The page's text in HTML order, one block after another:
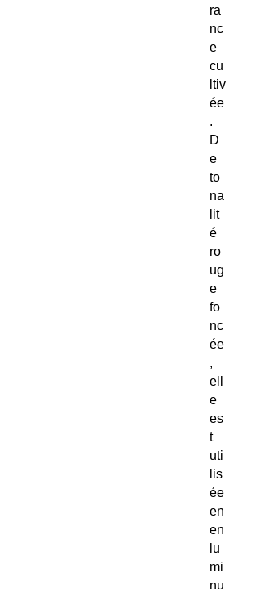
ra
nc
e
cu
ltiv
ée
.
D
e
to
na
lit
é
ro
ug
e
fo
nc
ée
,
ell
e
es
t
uti
lis
ée
en
en
lu
mi
nu